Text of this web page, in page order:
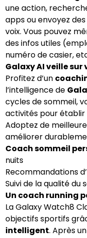
une action,
apps ou envoyez
voix. Vous pouvez
des infos utiles
numéro de casier,
Galaxy AI veille
Profitez d’un
l’intelligence de
cycles de sommeil,
activités pour établir
Adoptez de
améliorer
Coach sommeil
nuits
Recommandations
Suivi de la qualité
Un coach running
La Galaxy Watch8
objectifs sportifs
intelligent. Après